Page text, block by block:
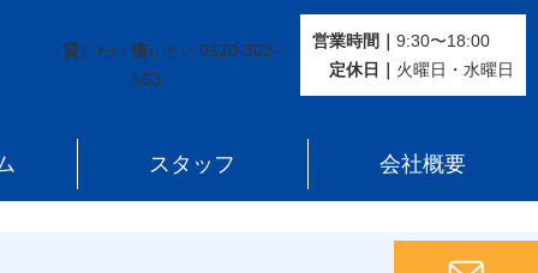
貸し たい 借り たい 0120-302-
563
営業時間｜ 9:30〜18:00
定休⽇｜ 火曜⽇・水曜⽇
スタッフ 会社概要